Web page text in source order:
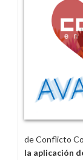
de Conflicto
la aplicación